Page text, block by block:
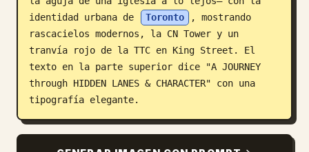
identidad urbana de
Toronto
, mostrando
rascacielos modernos, la CN Tower y un
tranvía rojo de la TTC en King Street. El
texto en la parte superior dice "A JOURNEY
through HIDDEN LANES & CHARACTER" con una
tipografía elegante.